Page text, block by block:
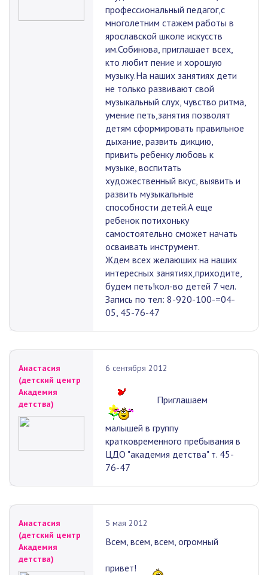
профессиональный педагог,с
многолетним стажем работы в
ярославской школе искусств
им.Собинова, приглашает всех,
кто любит пение и хорошую
музыку.На наших занятиях дети
не только развивают свой
музыкальный слух, чувство ритма,
умение петь,занятия позволят
детям сформировать правильное
дыхание, развить дикцию,
привить ребенку любовь к
музыке, воспитать
художественный вкус, выявить и
развить музыкальные
способности детей.А еще
ребенок потихоньку
самостоятельно сможет начать
осваивать инструмент.
Ждем всех желаюших на наших
интересных занятиях,приходите,
будем петь!кол-во детей 7 чел.
Запись по тел: 8-920-100-=04-
05, 45-76-47
Анастасия
(детский центр
Академия
детства)
6 сентября 2012
Приглашаем
малышей в группу
кратковременного пребывания в
ЦДО "академия детства" т. 45-
76-47
Анастасия
(детский центр
Академия
детства)
5 мая 2012
Всем, всем, всем, огромный
привет!